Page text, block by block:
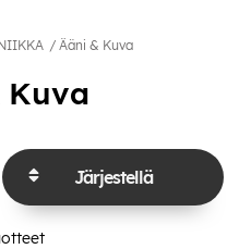
Ääni & Kuva
Kuva
Järjestellä